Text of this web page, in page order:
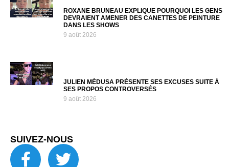
ROXANE BRUNEAU EXPLIQUE POURQUOI LES GENS
DEVRAIENT AMENER DES CANETTES DE PEINTURE
DANS LES SHOWS
9 août 2026
JULIEN MÉDUSA PRÉSENTE SES EXCUSES SUITE À
SES PROPOS CONTROVERSÉS
9 août 2026
SUIVEZ-NOUS